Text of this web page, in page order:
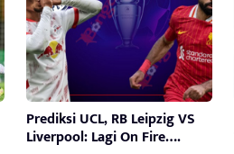
Prediksi UCL, RB Leipzig VS
Liverpool: Lagi On Fire….